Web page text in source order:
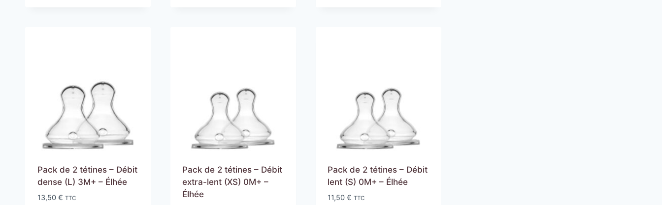
Pack de 2 tétines – Débit
dense (L) 3M+ – Élhée
13,50 € TTC
Pack de 2 tétines – Débit
extra-lent (XS) 0M+ –
Élhée
Pack de 2 tétines – Débit
lent (S) 0M+ – Élhée
11,50€ TTC